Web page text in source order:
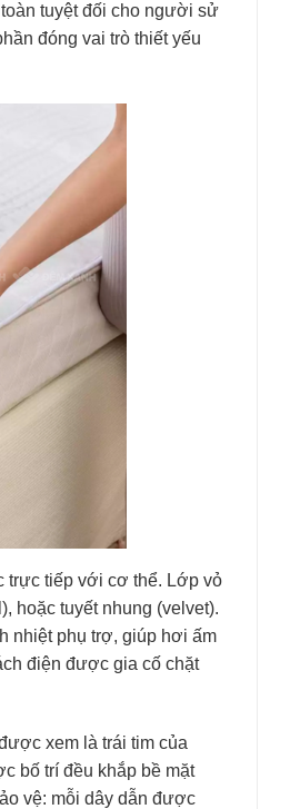
tuyệt đối cho người sử
đóng vai trò thiết yếu
trực tiếp với cơ thể. Lớp vỏ
hoặc tuyết nhung (velvet).
nhiệt phụ trợ, giúp hơi ấm
điện được gia cố chặt
xem là trái tim của
bố trí đều khắp bề mặt
vệ: mỗi dây dẫn được